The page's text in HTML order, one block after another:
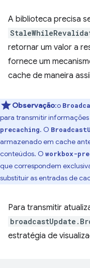
A biblioteca precisa
retornar um valor a
fornece um
cache de maneira
Observação:o
para transmitir
precaching. O
armazenado em cache
conteúdos. O workbox-
que correspondem
substituir as entradas de
Para transmitir
estratégia de